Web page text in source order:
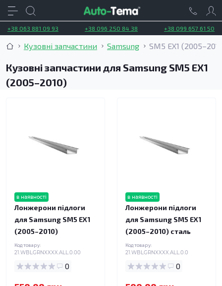
+38 063 881 09 93 +38 096 250 84 38 +38 099 657 61 50
Кузовні запчастини Samsung SM5 EX1
Кузовні запчастини для Samsung SM5 EX1
(2005–2010)
в наявності
Лонжерони підлоги
для Samsung SM5 EX1
(2005–2010)
Код товару:
21.WBLGRNXXXX.ALL.0.00
0
в наявності
Лонжерони підлоги
для Samsung SM5 EX1
(2005–2010) сталь
Код товару:
21.WBLGRNXXXX.ALL.0.0
0